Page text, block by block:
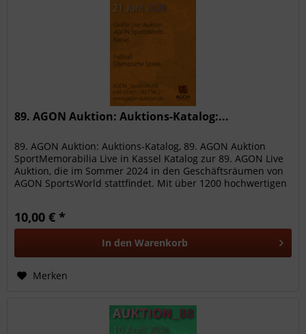
89. AGON Auktion: Auktions-Katalog:...
89. AGON Auktion: Auktions-Katalog, 89. AGON Auktion
SportMemorabilia Live in Kassel Katalog zur 89. AGON Live
Auktion, die im Sommer 2024 in den Geschäftsräumen von
AGON SportsWorld stattfindet. Mit über 1200 hochwertigen
10,00 € *
In den Warenkorb
Merken